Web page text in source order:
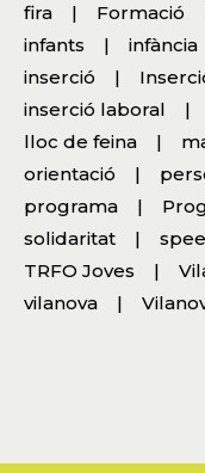
fira
Formació
infants
infància
inserció
inserció laboral
lloc de feina
orientació
programa
solidaritat
TRFO Joves
vilanova